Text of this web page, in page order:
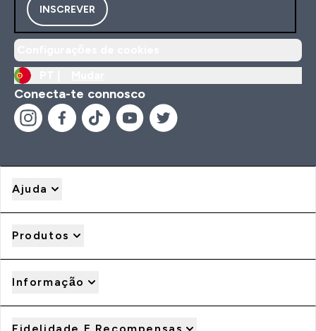
INSCREVER
Conecta-te connosco
Ajuda
Produtos
Informação